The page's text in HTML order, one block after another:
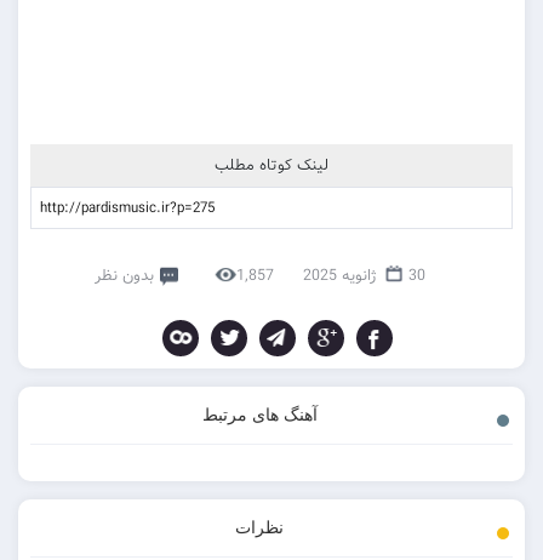
لینک کوتاه مطلب
30 ژانویه 2025 1,857 بدون نظر
آهنگ های مرتبط
نظرات